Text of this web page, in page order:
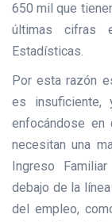
650 mil que
últimas cifras
Estadísticas.
Por esta razón
es insuficiente,
enfocándose en
necesitan una
Ingreso
debajo de la
del empleo,